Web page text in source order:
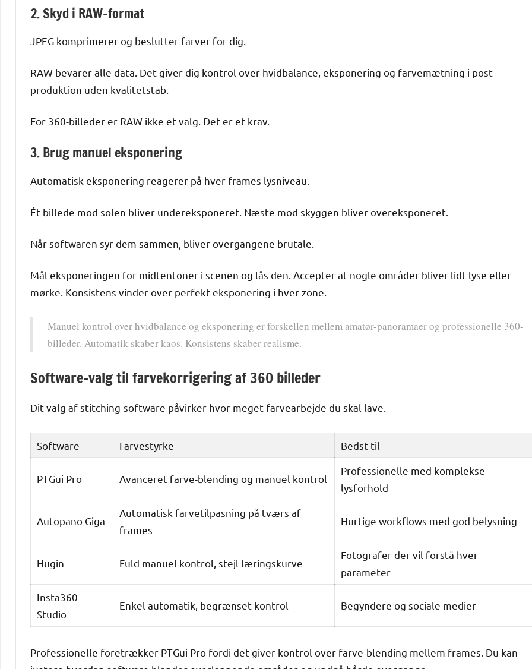
2. Skyd i RAW-format
JPEG komprimerer og beslutter farver for dig.
RAW bevarer alle data. Det giver dig kontrol over hvidbalance, eksponering og farvemætning i post-
produktion uden kvalitetstab.
For 360-billeder er RAW ikke et valg. Det er et krav.
3. Brug manuel eksponering
Automatisk eksponering reagerer på hver frames lysniveau.
Ét billede mod solen bliver undereksponeret. Næste mod skyggen bliver overeksponeret.
Når softwaren syr dem sammen, bliver overgangene brutale.
Mål eksponeringen for midtentoner i scenen og lås den. Accepter at nogle områder bliver lidt lyse eller
mørke. Konsistens vinder over perfekt eksponering i hver zone.
Manuel kontrol over hvidbalance og eksponering er forskellen mellem amatør-panoramaer og professionelle 360-
billeder. Automatik skaber kaos. Konsistens skaber realisme.
Software-valg til farvekorrigering af 360 billeder
Dit valg af stitching-software påvirker hvor meget farvearbejde du skal lave.
Software Farvestyrke Bedst til
PTGui Pro Avanceret farve-blending og manuel kontrol
Professionelle med komplekse
lysforhold
Autopano Giga
Automatisk farvetilpasning på tværs af
frames
Hurtige workflows med god belysning
Hugin Fuld manuel kontrol, stejl læringskurve
Fotografer der vil forstå hver
parameter
Insta360
Studio
Enkel automatik, begrænset kontrol Begyndere og sociale medier
Professionelle foretrækker PTGui Pro fordi det giver kontrol over farve-blending mellem frames. Du kan